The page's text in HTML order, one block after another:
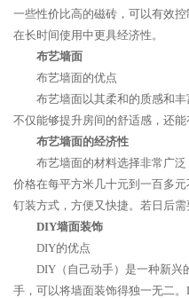
一些性价比高的磁砖，可以有效
在长时间使用中更具经济性。
布艺墙面
布艺墙面的优点
布艺墙面以其柔和的质感和
不仅能够提升房间的舒适感，还
布艺墙面的经济性
布艺墙面的材料选择非常广
价格在每平方米几十元到一百多
钉装方式，方便又快捷。若日后需
DIY墙面装饰
DIY的优点
DIY（自己动手）是一种新兴
手，可以将墙面装饰得独一无二